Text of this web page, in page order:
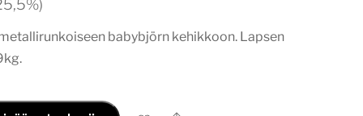
babybjörn kehikkoon. Lapsen